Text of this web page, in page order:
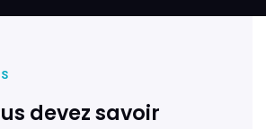
devez savoir